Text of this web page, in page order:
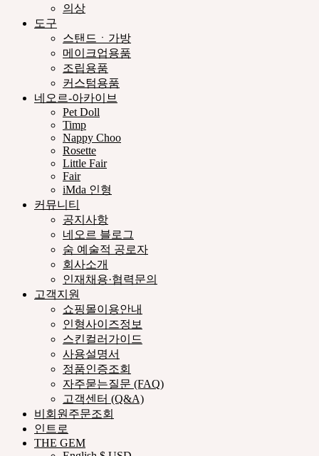
의상
도구
스탠드ㆍ가방
메이크업용품
조립용품
커스텀용품
네오르-아카이브
Pet Doll
Timp
Nappy Choo
Rosette
Little Fair
Fair
iMda 인형
커뮤니티
공지사항
네오르 블로그
숨 예술적 공로자
회사소개
인재채용·협력문의
고객지원
쇼핑몰이용안내
인형사이즈정보
스킨컬러가이드
사용설명서
정품인증조회
자주묻는질문 (FAQ)
고객센터 (Q&A)
비회원주문조회
인트로
THE GEM